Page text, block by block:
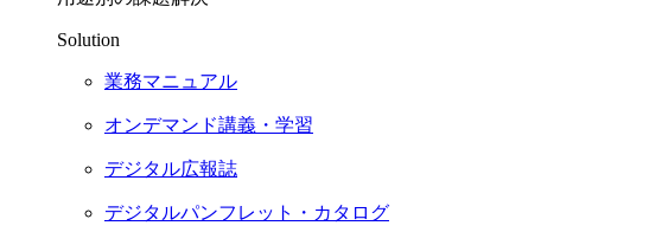
Solution
業務マニュアル
オンデマンド講義・学習
デジタル広報誌
デジタルパンフレット・カタログ